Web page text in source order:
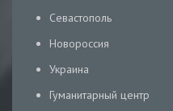
Севастополь
Новороссия
Украина
Гуманитарный центр